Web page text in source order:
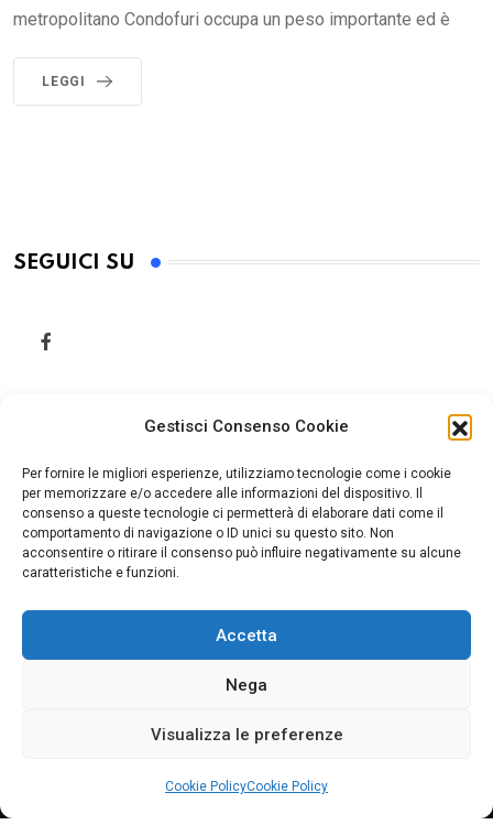
Gestisci Consenso Cookie
Per fornire le migliori esperienze, utilizziamo tecnologie come i cookie
per memorizzare e/o accedere alle informazioni del dispositivo. Il
consenso a queste tecnologie ci permetterà di elaborare dati come il
comportamento di navigazione o ID unici su questo sito. Non
acconsentire o ritirare il consenso può influire negativamente su alcune
caratteristiche e funzioni.
Accetta
Nega
Visualizza le preferenze
Cookie PolicyCookie Policy
metropolitano Condofuri occupa un peso importante ed è
LEGGI
SEGUICI SU
Home Cookie Policy (UE)